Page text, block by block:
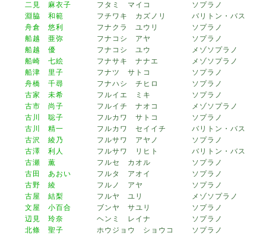
二見 麻衣子
フタミ マイコ
ソプラノ
淵脇 和範
フチワキ カズノリ
バリトン・バス
舟倉 悠利
フナクラ ユウリ
ソプラノ
船越 亜弥
フナコシ アヤ
ソプラノ
船越 優
フナコシ ユウ
メゾソプラノ
船崎 七絵
フナサキ ナナエ
メゾソプラノ
船津 里子
フナツ サトコ
ソプラノ
舟橋 千尋
フナハシ チヒロ
ソプラノ
古家 未希
フルイエ ミキ
ソプラノ
古市 尚子
フルイチ ナオコ
メゾソプラノ
古川 聡子
フルカワ サトコ
ソプラノ
古川 精一
フルカワ セイイチ
バリトン・バス
古沢 綾乃
フルサワ アヤノ
ソプラノ
古澤 利人
フルサワ リヒト
バリトン・バス
古瀬 薫
フルセ カオル
ソプラノ
古田 あおい
フルタ アオイ
ソプラノ
古野 綾
フルノ アヤ
ソプラノ
古屋 結梨
フルヤ ユリ
メゾソプラノ
文屋 小百合
ブンヤ サユリ
ソプラノ
辺見 玲奈
ヘンミ レイナ
ソプラノ
北條 聖子
ホウジョウ ショウコ
ソプラノ